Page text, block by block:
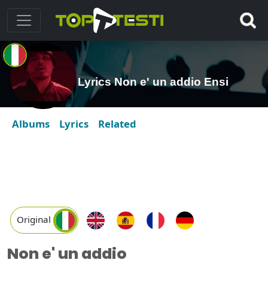
Lyrics Non e' un addio Ensi
Albums Lyrics Related
Original
Non e' un addio